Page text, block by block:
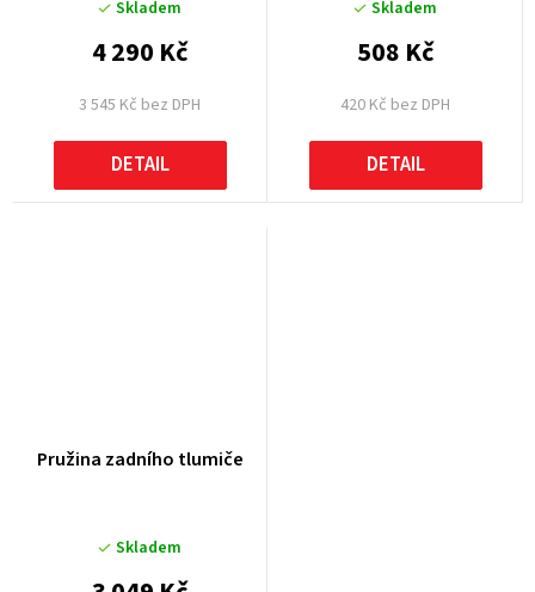
Skladem
3 545 Kč bez DPH
4 290 Kč
DETAIL
Skladem
420 Kč bez DPH
508 Kč
DETAIL
Pružina zadního tlumiče
Skladem